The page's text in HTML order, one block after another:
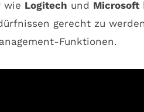
wie Logitech und Microsoft
gerecht zu
Funktionen.